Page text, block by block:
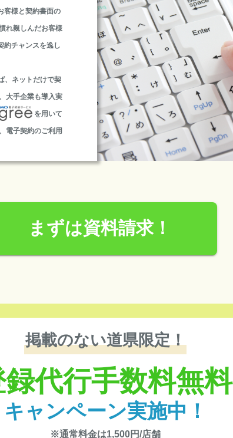
客様と契約書面の
れ親しんだお客様
約チャンスを逸し
、ネットだけで契
大手企業も導入実
を用いて
電子契約のご利用
まずは資料請求！
掲載のない道県限定！
録代行手数料無料
キャンペーン実施中！
※通常料金は1,500円/店舗